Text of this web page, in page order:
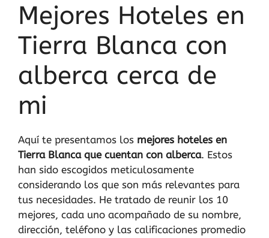
Mejores Hoteles en
Tierra Blanca con
alberca cerca de
mi
Aquí te presentamos los mejores hoteles en
Tierra Blanca que cuentan con alberca. Estos
han sido escogidos meticulosamente
considerando los que son más relevantes para
tus necesidades. He tratado de reunir los 10
mejores, cada uno acompañado de su nombre,
dirección, teléfono y las calificaciones promedio